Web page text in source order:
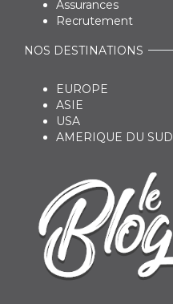
Assurances
Recrutement
NOS DESTINATIONS
EUROPE
ASIE
USA
AMERIQUE DU SUD